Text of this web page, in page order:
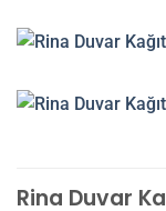
Rina Duvar